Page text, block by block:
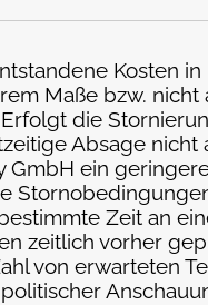
Kosten
Maße bzw.
die
Absage nicht
ein
Zeit an
zeitlich vorher
von erwarteten